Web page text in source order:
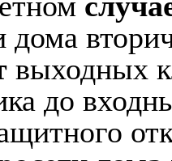
дома
выходных
до